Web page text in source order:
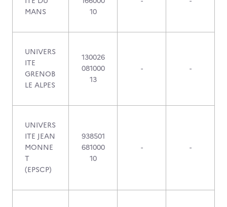
MANS
10
UNIVERS
ITE
GRENOB
LE ALPES
130026
081000
13
- -
UNIVERS
ITE JEAN
MONNE
T
(EPSCP)
938501
681000
10
- -